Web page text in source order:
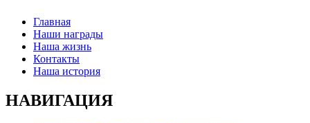
Главная
Наши награды
Наша жизнь
Контакты
Наша история
НАВИГАЦИЯ